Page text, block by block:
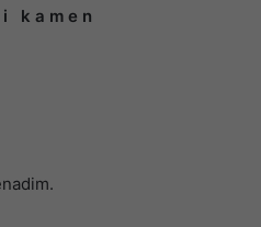
k a m e n